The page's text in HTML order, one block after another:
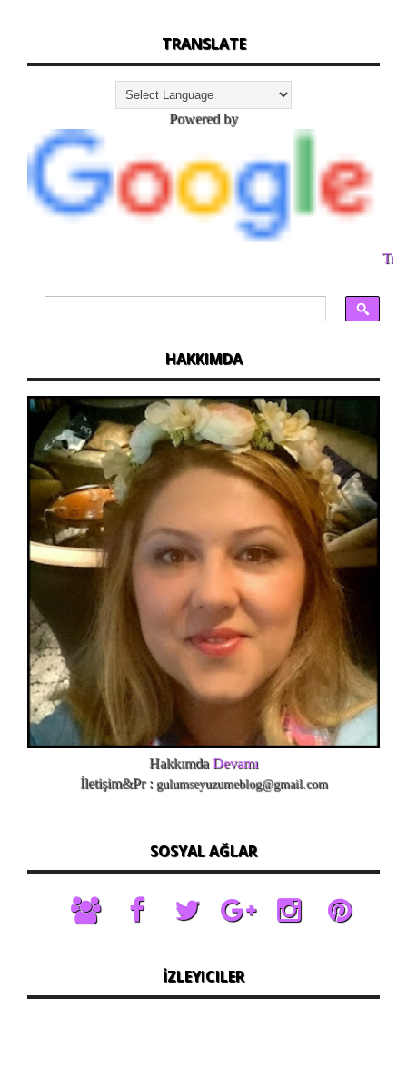
TRANSLATE
Powered by
HAKKIMDA
HakkımdaDevamı
İletişim&Pr : gulumseyuzumeblog@gmail.com
SOSYAL AĞLAR
İZLEYICILER